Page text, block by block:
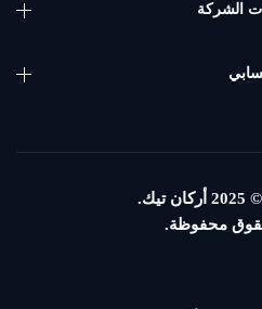
الشركة
أركان تيك.
محفوظة.